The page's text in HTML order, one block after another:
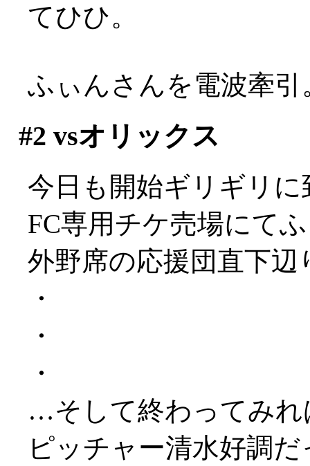
てひひ。
ふぃんさんを電波牽引
#2 vsオリックス
今日も開始ギリギリ
FC専用チケ売場にて
外野席の応援団直下辺
・
・
・
…そして終わってみれ
ピッチャー清水好調